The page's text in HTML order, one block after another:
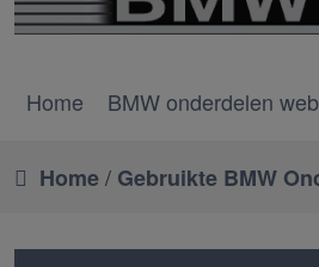
Home BMW onderdelen
Home/ Gebruikte BMW